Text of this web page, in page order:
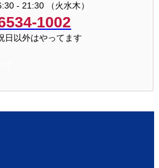
- 21:30 （火水木）
1002
日以外はやってます